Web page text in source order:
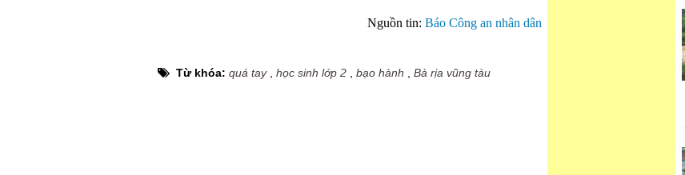
Nguồn tin: Báo Công an nhân dân
Từ khóa: quá tay, học sinh lớp 2 bạo hành Bà rịa vũng tàu